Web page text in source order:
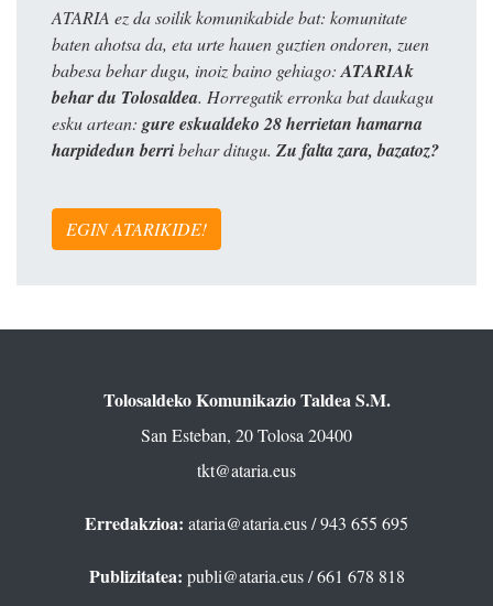
ATARIA ez da soilik komunikabide bat: komunitate
baten ahotsa da, eta urte hauen guztien ondoren, zuen
babesa behar dugu, inoiz baino gehiago: ATARIAk
behar du Tolosaldea. Horregatik erronka bat daukagu
esku artean: gure eskualdeko 28 herrietan hamarna
harpidedun berribehar ditugu. Zu falta zara, bazatoz?
EGIN ATARIKIDE!
Tolosaldeko Komunikazio Taldea S.M.
San Esteban, 20 Tolosa 20400
tkt@ataria.eus
Erredakzioa: ataria@ataria.eus/ 943 655 695
Publizitatea: publi@ataria.eus/ 661 678 818